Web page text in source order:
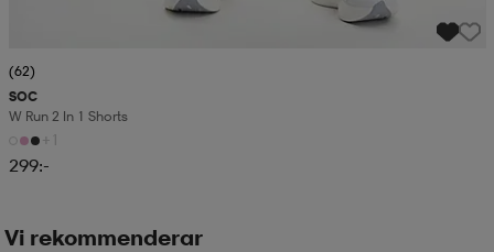
(62)
SOC
W Run 2 In 1 Shorts
+1
299:-
Vi rekommenderar